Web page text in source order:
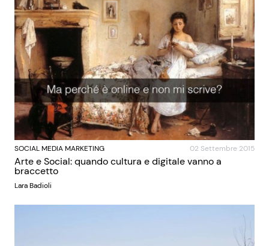
SOCIAL MEDIA MARKETING 02 Settembre 2015
Arte e Social: quando cultura e digitale vanno a
braccetto
Lara Badioli